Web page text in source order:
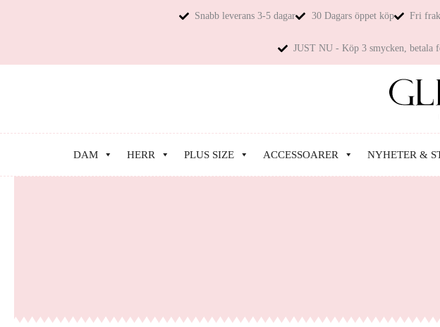
Snabb leverans 3-5 dagar 30 Dagars öppet köp Fri
JUST NU - Köp 3 smycken, betala
DAM HERR PLUS SIZE ACCESSOARER NYHETER &